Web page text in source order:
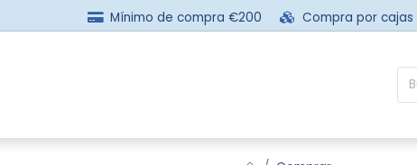
Mínimo de compra €200 Compra por